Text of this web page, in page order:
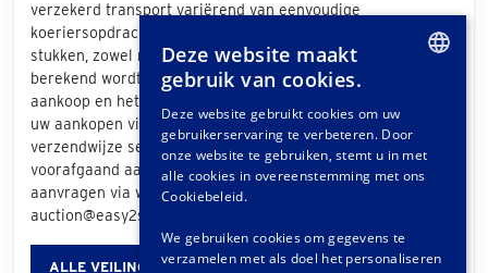
verzekerd transport variërend van eenvoudige
koeriersopdrachten tot het vervoeren van exclusieve
stukken, zowel nationaal als internationaal. De prijs die
berekend wordt is afhankelijk van de grootte van uw
aankoop en het bezorgadres. Als u bij de afhandeling van
uw aankopen via het klantportaal "Easy2Send" als
verzendwijze selecteert, ontvangt u een offerte. Ook
voorafgaand aan de veiling kunt u vrijblijvend een offerte
aanvragen via www.easy2send.nl/veilingen |
auction@easy2send.nl | Telefoon: (+31) 88 330 0999.
ALLE VEILINGINFORMATIE
GERMAN
FRENCH
Deze website maakt
gebruik van cookies.
Deze website gebruikt cookies om uw
gebruikerservaring te verbeteren. Door
onze website te gebruiken, stemt u in met
alle cookies in overeenstemming met ons
Cookiebeleid.
We gebruiken cookies om gegevens te
verzamelen met als doel het personaliseren